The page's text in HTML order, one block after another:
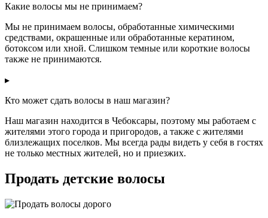
Какие волосы мы не принимаем?
Мы не принимаем волосы, обработанные химическими
средствами, окрашенные или обработанные кератином,
ботоксом или хной. Слишком темные или короткие волосы
также не принимаются.
▸
Кто может сдать волосы в наш магазин?
Наш магазин находится в Чебоксары, поэтому мы работаем с
жителями этого города и пригородов, а также с жителями
близлежащих поселков. Мы всегда рады видеть у себя в гостях
не только местных жителей, но и приезжих.
Продать детские волосы